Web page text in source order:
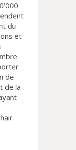
du
et
de
de la